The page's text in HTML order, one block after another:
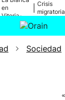
en
Vitoria-
Gasteiz
Crisis
migratoria
Actualidad
Sociedad